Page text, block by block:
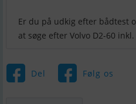
Er du på udkig efter bådtest
Del Følg os